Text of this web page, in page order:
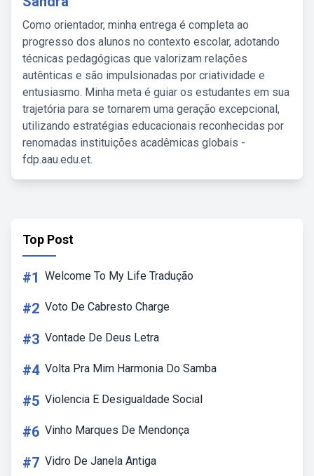
Como orientador, minha entrega é completa ao
progresso dos alunos no contexto escolar, adotando
técnicas pedagógicas que valorizam relações
autênticas e são impulsionadas por criatividade e
entusiasmo. Minha meta é guiar os estudantes em sua
trajetória para se tornarem uma geração excepcional,
utilizando estratégias educacionais reconhecidas por
renomadas instituições acadêmicas globais -
fdp.aau.edu.et.
Top Post
#1 Welcome To My Life Tradução
#2 Voto De Cabresto Charge
#3 Vontade De Deus Letra
#4 Volta Pra Mim Harmonia Do Samba
#5 Violencia E Desigualdade Social
#6 Vinho Marques De Mendonça
#7 Vidro De Janela Antiga